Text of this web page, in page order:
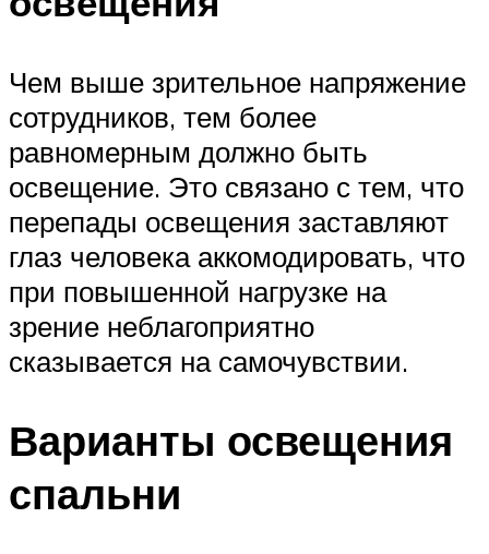
Чем выше зрительное напряжение
сотрудников, тем более
равномерным должно быть
освещение. Это связано с тем, что
перепады освещения заставляют
глаз человека аккомодировать, что
при повышенной нагрузке на
зрение неблагоприятно
сказывается на самочувствии.
Варианты освещения
спальни